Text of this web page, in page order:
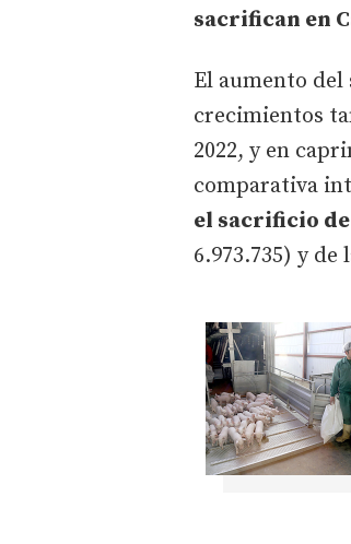
sacrifican en
El aumento del
crecimientos
2022, y en
comparativa
el sacrificio
6.973.735) y de